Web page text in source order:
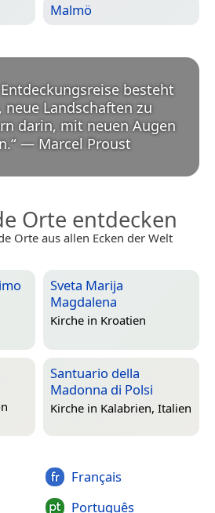
Malmö
besteht
Landschaften zu
darin, mit neuen Augen
“ — Marcel Proust
Orte entdecken
Orte aus allen Ecken der Welt
Sveta Marija
Magdalena
Kirche in Kroatien
Santuario della
Madonna di Polsi
Kirche in Kalabrien, Italien
Français
Português